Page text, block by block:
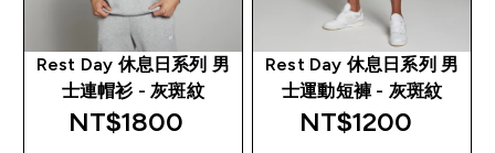
Rest Day 休息日系列 男
士連帽衫 - 灰斑紋
NT$1800‎
Rest Day 休息日系列 男
士運動短褲 - 灰斑紋
NT$1200‎